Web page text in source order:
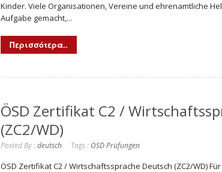
Kinder. Viele Organisationen, Vereine und ehrenamtliche
Aufgabe gemacht,...
Περισσότερα..
ÖSD Zertifikat C2 /
(ZC2/WD)
Posted By :deutsch Tags : ÖSD Prüfungen
ÖSD Zertifikat C2 / Wirtschaftssprache Deutsch (ZC2/WD)